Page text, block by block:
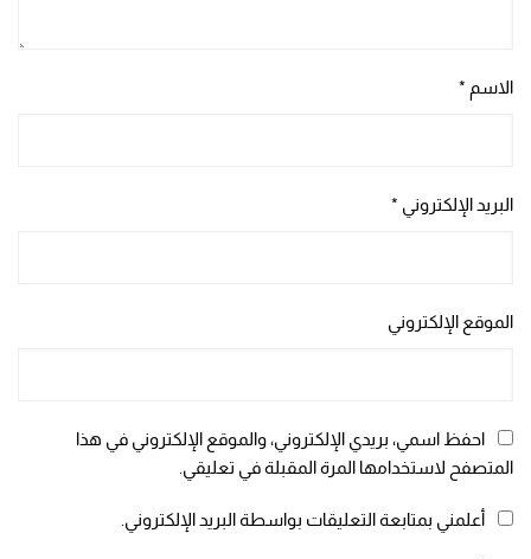
الاسم *
البريد الإلكتروني *
الموقع الإلكتروني
احفظ اسمي، بريدي الإلكتروني، والموقع الإلكتروني في هذا
المتصفح لاستخدامها المرة المقبلة في تعليقي.
أعلمني بمتابعة التعليقات بواسطة البريد الإلكتروني.